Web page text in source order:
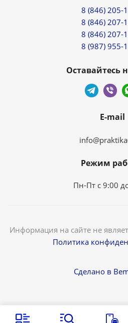
8 (846) 205-
8 (846) 207-
8 (846) 207-
8 (987) 955-
Оставайтесь
E-mail
Режим
Пн-Пт с 9:00
Информация на сайте не
Политика
Сделано в